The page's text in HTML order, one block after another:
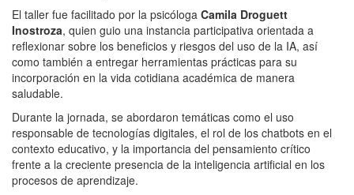
El taller fue facilitado por la psicóloga Camila Droguett
Inostroza, quien guio una instancia participativa orientada a
reflexionar sobre los beneficios y riesgos del uso de la IA, así
como también a entregar herramientas prácticas para su
incorporación en la vida cotidiana académica de manera
saludable.
Durante la jornada, se abordaron temáticas como el uso
responsable de tecnologías digitales, el rol de los chatbots en el
contexto educativo, y la importancia del pensamiento crítico
frente a la creciente presencia de la inteligencia artificial en los
procesos de aprendizaje.